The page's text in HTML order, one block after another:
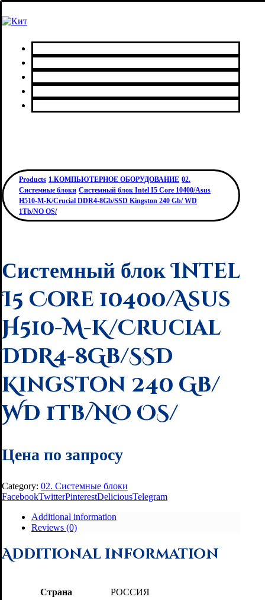
Products 1.КОМПЬЮТЕРНОЕ ОБОРУДОВАНИЕ 02.
Системные блоки Системный блок Intel I5 Core 10400/Asus
H510-M-K/Crucial DDR4-8Gb/SSD Kingston 240 Gb/ WD
1Tb/NO OS/
Системный блок Intel
I5 Core 10400/Asus
H510-M-K/Crucial
DDR4-8Gb/SSD
Kingston 240 Gb/
WD 1Tb/NO OS/
Цена по запросу
Category: 02. Системные блоки
FacebookTwitterPinterestDeliciousTelegram
Additional information
Reviews (0)
Additional information
Страна РОССИЯ